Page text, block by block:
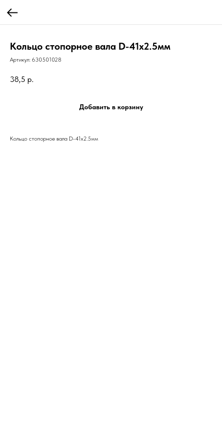
Кольцо стопорное вала D-41х2.5мм
Артикул: 630501028
38,5 р.
Добавить в корзину
Кольцо стопорное вала D-41х2.5мм